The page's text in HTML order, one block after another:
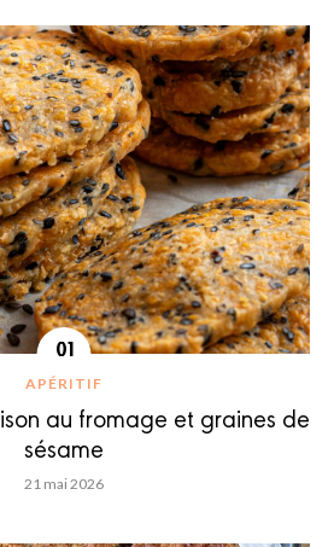
APÉRITIF
au fromage et graines de
sésame
21 mai 2026